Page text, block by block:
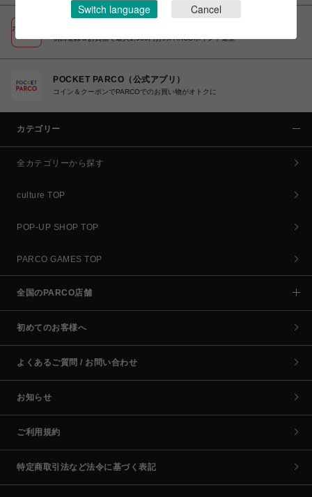
初回登録＆お買物で最大1,500円分のPARCOポイント進呈
POCKET PARCO（公式アプリ）
コイン＆クーポンでPARCOでのお買い物がオトクに
カテゴリー
全カテゴリーから探す
culture TOP
POP-UP SHOP TOP
PARCO GAMES TOP
全国のPARCO店舗
初めてのお客様へ
よくあるご質問 / お問い合わせ
お知らせ
ご利用規約
特定商取引法など法令に基づく表記
Switch language Cancel